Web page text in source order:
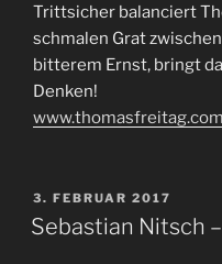
Trittsicher balanciert
schmalen Grat
bitterem Ernst, bringt
Denken!
www.thomasfreitag.com
VERÖFFENTLICHT
AM
3. FEBRUAR 2017
Sebastian Nitsch